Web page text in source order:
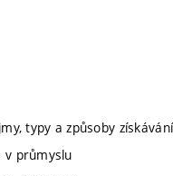
typy a způsoby
v průmyslu